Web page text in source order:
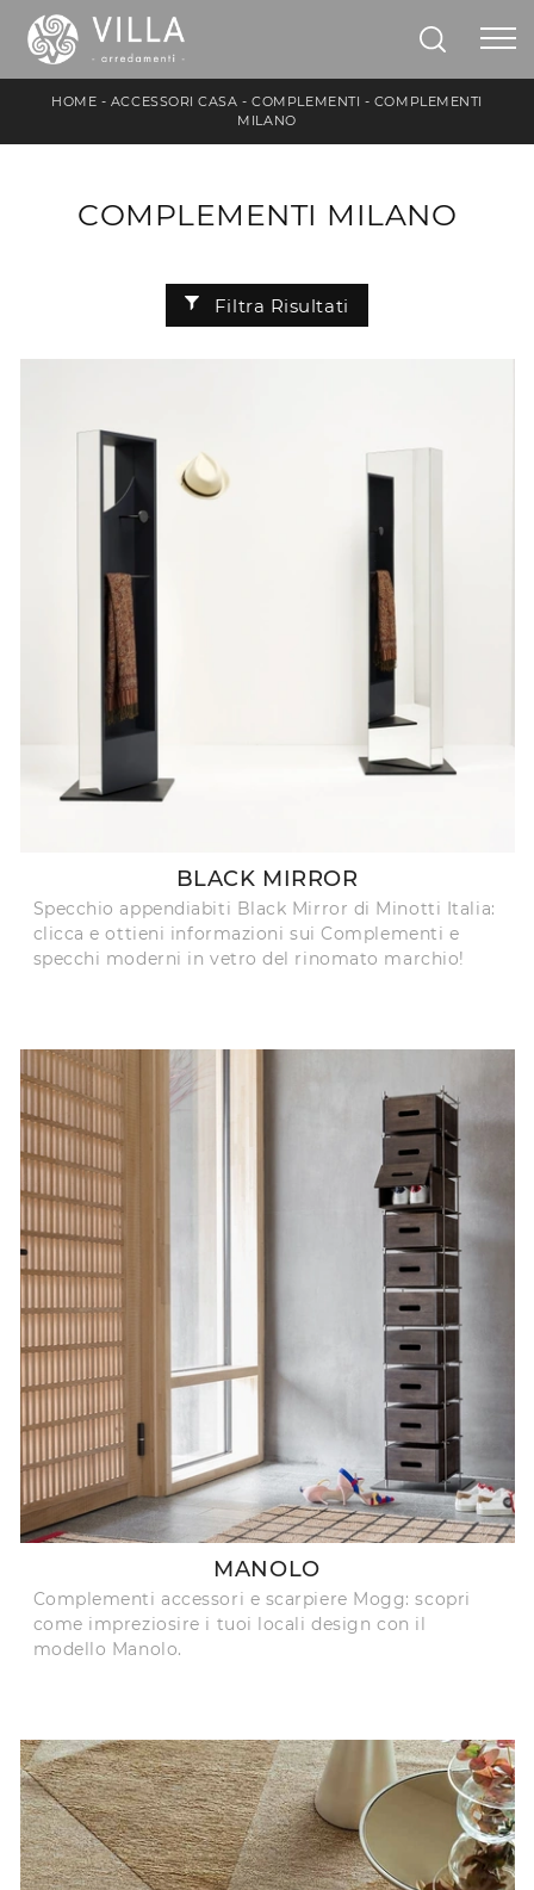
HOME - ACCESSORI CASA -COMPLEMENTI - COMPLEMENTI
MILANO
COMPLEMENTI MILANO
Filtra Risultati
BLACK MIRROR
Specchio appendiabiti Black Mirror di Minotti Italia:
clicca e ottieni informazioni sui Complementi e
specchi moderni in vetro del rinomato marchio!
MANOLO
Complementi accessori e scarpiere Mogg: scopri
come impreziosire i tuoi locali design con il
modello Manolo.